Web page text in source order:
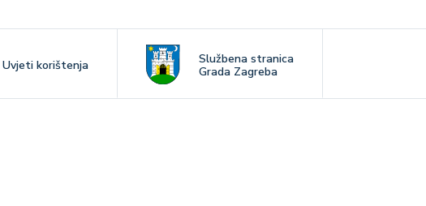
Uvjeti korištenja
Službena stranica
Grada Zagreba